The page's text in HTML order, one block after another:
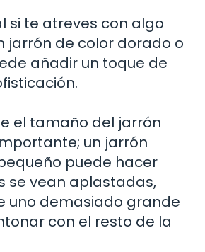
si te atreves con algo
jarrón de color dorado o
añadir un toque de
el tamaño del jarrón
un jarrón
puede hacer
se vean aplastadas,
uno demasiado grande
con el resto de la